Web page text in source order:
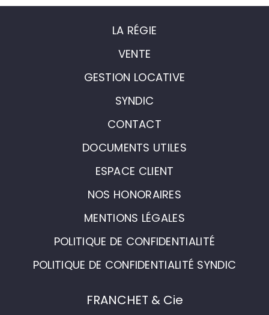
LA RÉGIE
VENTE
GESTION LOCATIVE
SYNDIC
CONTACT
DOCUMENTS UTILES
ESPACE CLIENT
NOS HONORAIRES
MENTIONS LÉGALES
POLITIQUE DE CONFIDENTIALITÉ
POLITIQUE DE CONFIDENTIALITÉ SYNDIC
FRANCHET & Cie